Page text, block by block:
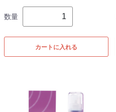
数量
カートに入れる